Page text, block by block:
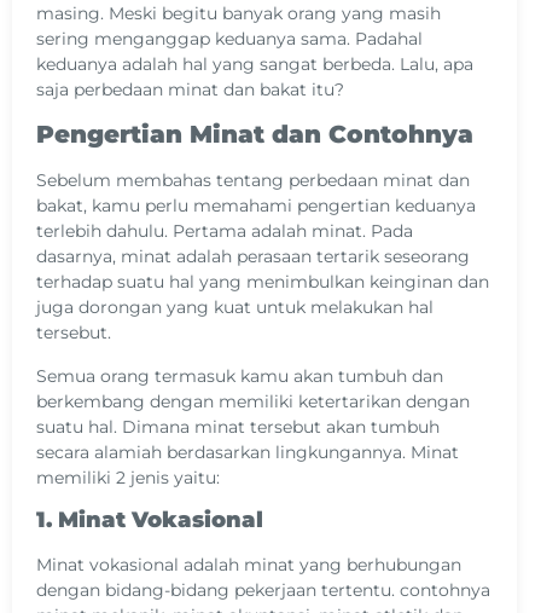
masing. Meski begitu banyak orang yang masih
sering menganggap keduanya sama. Padahal
keduanya adalah hal yang sangat berbeda. Lalu, apa
saja perbedaan minat dan bakat itu?
Pengertian Minat dan Contohnya
Sebelum membahas tentang perbedaan minat dan
bakat, kamu perlu memahami pengertian keduanya
terlebih dahulu. Pertama adalah minat. Pada
dasarnya, minat adalah perasaan tertarik seseorang
terhadap suatu hal yang menimbulkan keinginan dan
juga dorongan yang kuat untuk melakukan hal
tersebut.
Semua orang termasuk kamu akan tumbuh dan
berkembang dengan memiliki ketertarikan dengan
suatu hal. Dimana minat tersebut akan tumbuh
secara alamiah berdasarkan lingkungannya. Minat
memiliki 2 jenis yaitu:
1. Minat Vokasional
Minat vokasional adalah minat yang berhubungan
dengan bidang-bidang pekerjaan tertentu. contohnya